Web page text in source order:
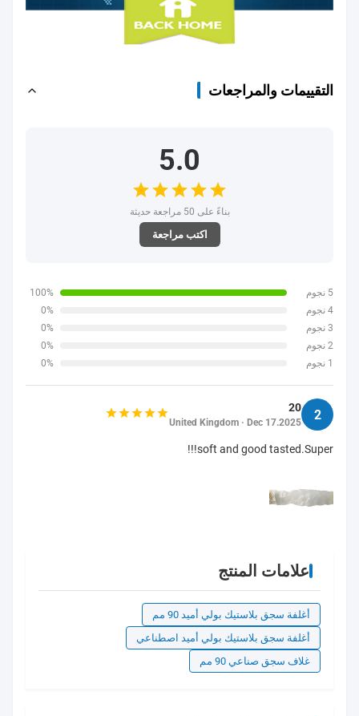
التقييمات والمراجعات
5.0
بناءً على 50 مراجعة حديثة
اكتب مراجعة
5 نجوم
100%
4 نجوم
0%
3 نجوم
0%
2 نجوم
0%
1 نجوم
0%
2
20
United Kingdom · Dec 17.2025
soft and good tasted.Super!!!
علامات المنتج
أغلفة سجق بلاستيك بولي أميد 90 مم
أغلفة سجق بلاستيك بولي أميد اصطناعي
غلاف سجق صناعي 90 مم